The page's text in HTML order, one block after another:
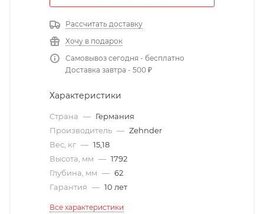
Рассчитать доставку
Хочу в подарок
Самовывоз сегодня - бесплатно
Доставка завтра - 500 ₽
Характеристики
Страна — Германия
Производитель — Zehnder
Вес, кг — 15,18
Высота, мм — 1792
Глубина, мм — 62
Гарантия — 10 лет
Все характеристики